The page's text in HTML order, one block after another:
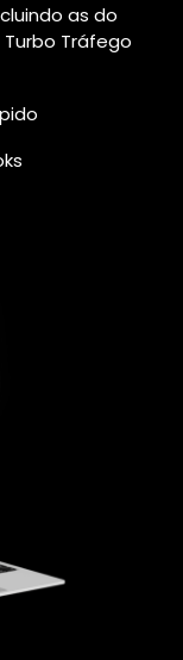
as do
Tráfego